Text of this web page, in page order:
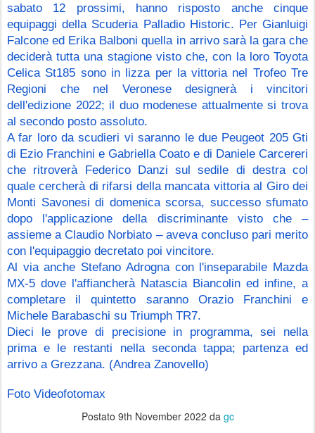
sabato 12 prossimi, hanno risposto anche cinque
equipaggi della Scuderia Palladio Historic. Per Gianluigi
Falcone ed Erika Balboni quella in arrivo sarà la gara che
deciderà tutta una stagione visto che, con la loro Toyota
Celica St185 sono in lizza per la vittoria nel Trofeo Tre
Regioni che nel Veronese designerà i vincitori
dell'edizione 2022; il duo modenese attualmente si trova
al secondo posto assoluto.
A far loro da scudieri vi saranno le due Peugeot 205 Gti
di Ezio Franchini e Gabriella Coato e di Daniele Carcereri
che ritroverà Federico Danzi sul sedile di destra col
quale cercherà di rifarsi della mancata vittoria al Giro dei
Monti Savonesi di domenica scorsa, successo sfumato
dopo l'applicazione della discriminante visto che –
assieme a Claudio Norbiato – aveva concluso pari merito
con l'equipaggio decretato poi vincitore.
Al via anche Stefano Adrogna con l'inseparabile Mazda
MX-5 dove l'affiancherà Natascia Biancolin ed infine, a
completare il quintetto saranno Orazio Franchini e
Michele Barabaschi su Triumph TR7.
Dieci le prove di precisione in programma, sei nella
prima e le restanti nella seconda tappa; partenza ed
arrivo a Grezzana. (Andrea Zanovello)
Foto Videofotomax
Postato 9th November 2022 da gc